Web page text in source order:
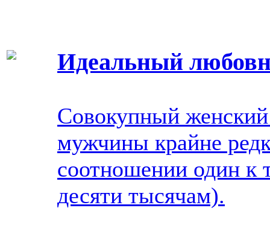
Идеальный
Совокупный женский
мужчины крайне
соотношении один к
десяти тысячам).